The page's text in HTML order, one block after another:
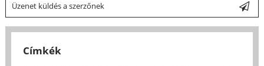
Üzenet küldés a szerzőnek
Címkék